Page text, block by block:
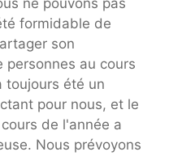
formidable de
son
personnes au cours
toujours été un
pour nous, et le
de l'année a
Nous prévoyons